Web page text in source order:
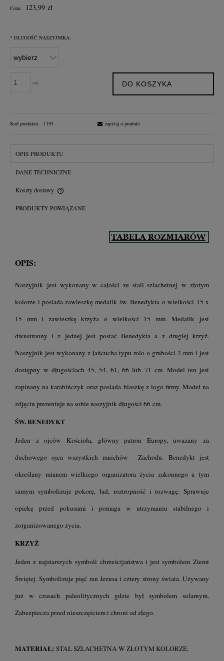
Cena: 123,99 zł
* DŁUGOŚĆ NASZYJNIKA:
szt. DO KOSZYKA
Kod produktu: 1195 zapytaj o produkt
OPIS PRODUKTU
DANE TECHNICZNE
Koszty dostawy
Cena nie zawiera ewentualnych kosztów płatności
PRODUKTY POWIĄZANE
OPIS:
Naszyjnik jest wykonany w całości ze stali szlachetnej w złotym
kolorze i posiada zawieszkę medalik św. Benedykta o wielkości 15 x
15 mm i zawieszkę krzyża o wielkości 15 mm. Medalik jest
dwustronny i z jednej jest postać Benedykta a z drugiej krzyż.
Naszyjnik jest wykonany z łańcucha typu rolo o grubości 2 mm i jest
dostępny w długościach 45, 54, 61, 66 lub 71 cm. Model ten jest
zapinany na karabińczyk oraz posiada blaszkę z logo firmy. Model na
zdjęciu prezentuje na sobie naszyjnik długości 66 cm.
ŚW. BENEDYKT
Jeden z ojców Kościoła, główny patron Europy, uważany za
duchowego ojca wszystkich mnichów Zachodu. Benedykt jest
określany mianem wielkiego organizatora życia zakonnego a tym
samym symbolizuje pokorę, ład, roztropność i rozwagę. Sprawuje
opiekę przed pokusami i pomaga w utrzymaniu stabilnego i
zorganizowanego życia.
KRZYŻ
Jeden z najstarszych symboli chrześcijaństwa i jest symbolem Ziemi
Świętej. Symbolizuje pięć ran Jezusa i cztery strony świata. Używany
już w czasach paleolitycznych gdzie był symbolem solarnym.
Zabezpiecza przed nieszczęściem i chroni od złego.
MATERIAŁ: STAL SZLACHETNA W ZŁOTYM KOLORZE,